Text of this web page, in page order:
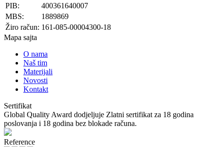
PIB:
400361640007
MBS:
1889869
Žiro račun: 161-085-00004300-18
Mapa sajta
O nama
Naš tim
Materijali
Novosti
Kontakt
Sertifikat
Global Quality Award dodjeljuje Zlatni sertifikat za 18 godina
poslovanja i 18 godina bez blokade računa.
Reference